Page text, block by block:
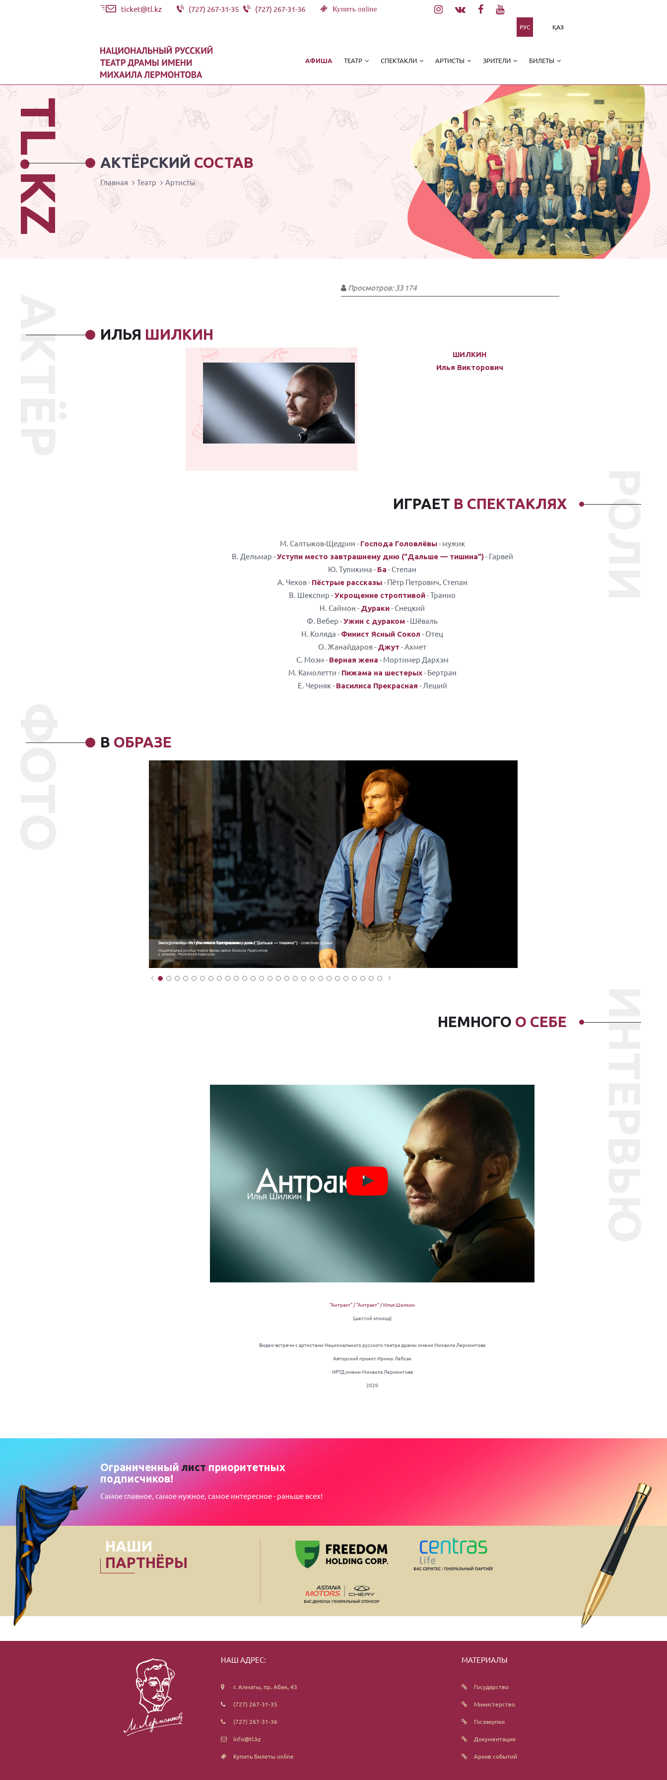
ticket@tl.kz (727) 267-31-35 (727) 267-31-36 Купить online
РУС ҚАЗ
АФИША ТЕАТР СПЕКТАКЛИ АРТИСТЫ ЗРИТЕЛИ БИЛЕТЫ
АКТЁРСКИЙ СОСТАВ
TL.KZ Главная Театр Артисты
Просмотров: 33 174
ИЛЬЯ ШИЛКИН
АКТЁР
ШИЛКИН
Илья Викторович
ИГРАЕТ В СПЕКТАКЛЯХ РОЛИ
М. Салтыков-Щедрин - Господа Головлёвы- мужик
В. Дельмар -Уступи место завтрашнему дню ("Дальше — тишина")- Гарвей
Ю. Тупикина - Ба - Степан
А. Чехов - Пёстрые рассказы- Пётр Петрович, Степан
В. Шекспир -Укрощение строптивой- Транио
Н. Саймон - Дураки- Снецкий
Ф. Вебер -Ужин с дураком- Шёваль
Н. Коляда - Финист Ясный Сокол - Отец
О. Жанайдаров - Джут - Ахмет
С. Моэм - Верная жена - Мортимер Дархэм
М. Камолетти - Пижама на шестерых- Бертран
Е. Черняк - Василиса Прекрасная - Леший
В ОБРАЗЕ
ФОТО
НЕМНОГО О СЕБЕ
"Антракт" / "Антракт" / Илья Шилкин
(шестой эпизод)
Видео-встречи с артистами Национального русского театра драмы имени Михаила Лермонтова
Авторский проект Ирины Лебсак
НРТД имени Михаила Лермонтова
2020
Ограниченныйлист приоритетных
подписчиков!
Самое главное, самое нужное, самое интересное - раньше всех!
НАШИ
ПАРТНЁРЫ
НАШ АДРЕС:
г. Алматы, пр. Абая, 43
(727) 267-31-35
(727) 267-31-36
info@tl.kz
Купить билеты online
МАТЕРИАЛЫ
Государство
Министерство
Госзакупки
Документация
Архив событий